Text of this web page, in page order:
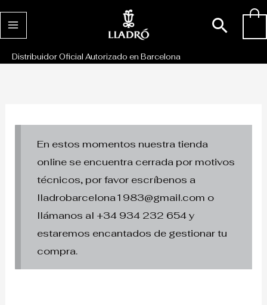
al
Distribuidor Oficial Autorizado en Barcelona
En estos momentos nuestra tienda
online se encuentra cerrada por motivos
técnicos, por favor escríbenos a
lladrobarcelona1983@gmail.com o
llámanos al +34 934 232 654 y
estaremos encantados de gestionar tu
compra.